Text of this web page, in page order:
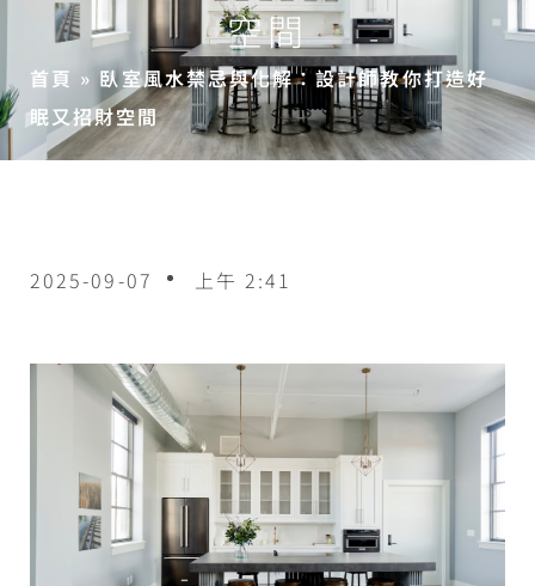
空間
首頁 »臥室風水禁忌與化解：設計師教你打造好
眠又招財空間
2025-09-07 上午 2:41